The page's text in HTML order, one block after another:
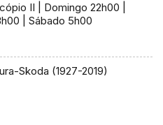
II | Domingo 22h00 |
| Sábado 5h00
Skoda (1927-2019)